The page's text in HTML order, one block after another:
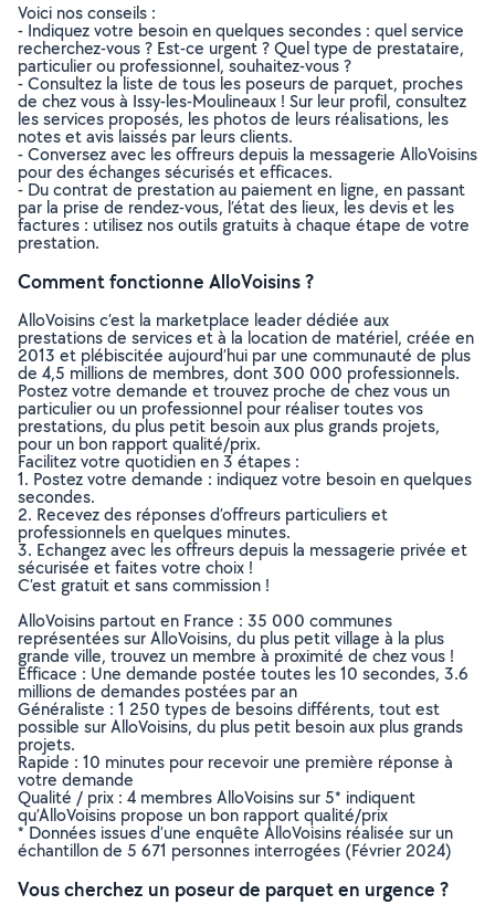
Voici nos conseils :
- Indiquez votre besoin en quelques secondes : quel service
recherchez-vous ? Est-ce urgent ? Quel type de prestataire,
particulier ou professionnel, souhaitez-vous ?
- Consultez la liste de tous les poseurs de parquet, proches
de chez vous à Issy-les-Moulineaux ! Sur leur profil, consultez
les services proposés, les photos de leurs réalisations, les
notes et avis laissés par leurs clients.
- Conversez avec les offreurs depuis la messagerie AlloVoisins
pour des échanges sécurisés et efficaces.
- Du contrat de prestation au paiement en ligne, en passant
par la prise de rendez-vous, l’état des lieux, les devis et les
factures : utilisez nos outils gratuits à chaque étape de votre
prestation.
Comment fonctionne AlloVoisins ?
AlloVoisins c’est la marketplace leader dédiée aux
prestations de services et à la location de matériel, créée en
2013 et plébiscitée aujourd’hui par une communauté de plus
de 4,5 millions de membres, dont 300 000 professionnels.
Postez votre demande et trouvez proche de chez vous un
particulier ou un professionnel pour réaliser toutes vos
prestations, du plus petit besoin aux plus grands projets,
pour un bon rapport qualité/prix.
Facilitez votre quotidien en 3 étapes :
1. Postez votre demande : indiquez votre besoin en quelques
secondes.
2. Recevez des réponses d’offreurs particuliers et
professionnels en quelques minutes.
3. Echangez avec les offreurs depuis la messagerie privée et
sécurisée et faites votre choix !
C’est gratuit et sans commission !
AlloVoisins partout en France : 35 000 communes
représentées sur AlloVoisins, du plus petit village à la plus
grande ville, trouvez un membre à proximité de chez vous !
Efficace : Une demande postée toutes les 10 secondes, 3.6
millions de demandes postées par an
Généraliste : 1 250 types de besoins différents, tout est
possible sur AlloVoisins, du plus petit besoin aux plus grands
projets.
Rapide : 10 minutes pour recevoir une première réponse à
votre demande
Qualité / prix : 4 membres AlloVoisins sur 5* indiquent
qu’AlloVoisins propose un bon rapport qualité/prix
* Données issues d’une enquête AlloVoisins réalisée sur un
échantillon de 5 671 personnes interrogées (Février 2024)
Vous cherchez un poseur de parquet en urgence ?